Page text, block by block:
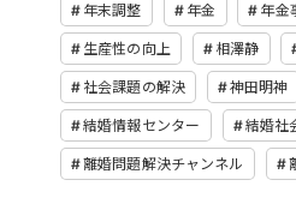
年末調整 年金 年金
生産性の向上 相澤静
社会課題の解決 神田明神
結婚情報センター 結婚社
離婚問題解決チャンネル